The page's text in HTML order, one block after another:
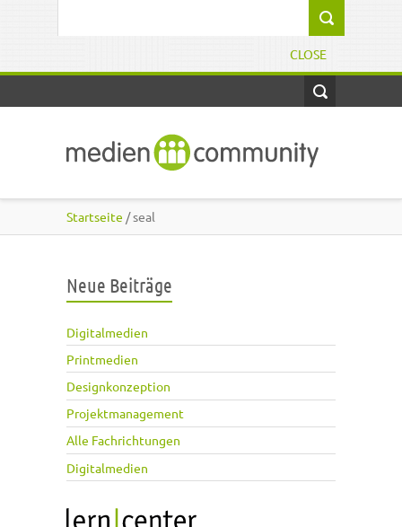
CLOSE
Startseite / seal
Neue Beiträge
Digitalmedien
Printmedien
Designkonzeption
Projektmanagement
Alle Fachrichtungen
Digitalmedien